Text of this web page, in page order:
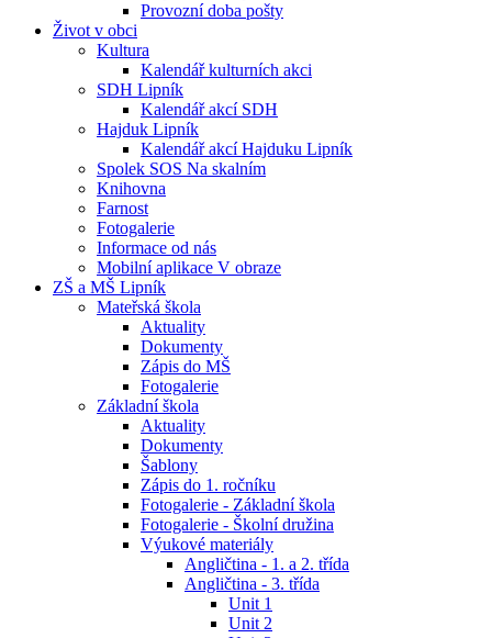
Provozní doba pošty
Život v obci
Kultura
Kalendář kulturních akci
SDH Lipník
Kalendář akcí SDH
Hajduk Lipník
Kalendář akcí Hajduku Lipník
Spolek SOS Na skalním
Knihovna
Farnost
Fotogalerie
Informace od nás
Mobilní aplikace V obraze
ZŠ a MŠ Lipník
Mateřská škola
Aktuality
Dokumenty
Zápis do MŠ
Fotogalerie
Základní škola
Aktuality
Dokumenty
Šablony
Zápis do 1. ročníku
Fotogalerie - Základní škola
Fotogalerie - Školní družina
Výukové materiály
Angličtina - 1. a 2. třída
Angličtina - 3. třída
Unit 1
Unit 2